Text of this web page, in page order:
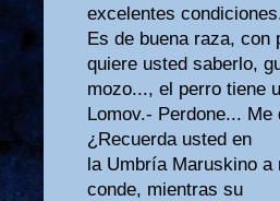
excelentes
Es de buena raza,
quiere usted saberlo,
mozo..., el perro tiene
Lomov.- Perdone...
¿Recuerda usted en
la Umbría Maruskino a
conde, mientras su